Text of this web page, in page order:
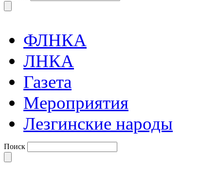
ФЛНКА
ЛНКА
Газета
Мероприятия
Лезгинские народы
Поиск